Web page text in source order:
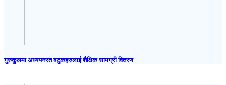
गुरुकुलमा अध्ययनरत बटुकहरुलाई शैक्षिक सामग्री वितरण